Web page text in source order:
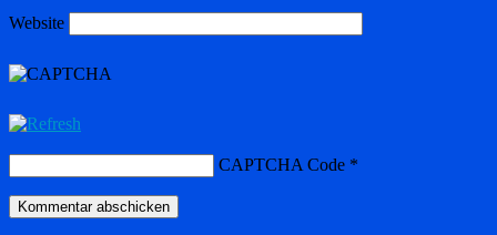
Website
CAPTCHA Code *